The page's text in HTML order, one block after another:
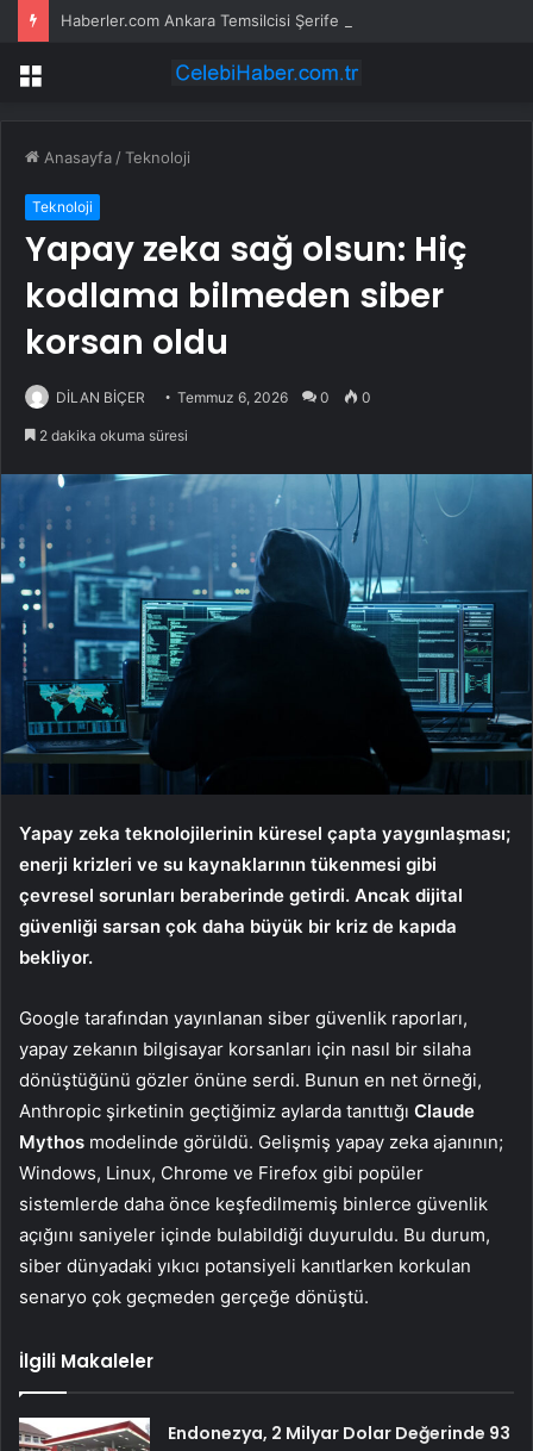
Menü
Anasayfa /Teknoloji
Teknoloji
Yapay zeka sağ olsun: Hiç
kodlama bilmeden siber
korsan oldu
DİLAN BİÇER Temmuz 6, 2026 0 0
2 dakika okuma süresi
Yapay zeka teknolojilerinin küresel çapta yaygınlaşması;
enerji krizleri ve su kaynaklarının tükenmesi gibi
çevresel sorunları beraberinde getirdi. Ancak dijital
güvenliği sarsan çok daha büyük bir kriz de kapıda
bekliyor.
Google tarafından yayınlanan siber güvenlik raporları,
yapay zekanın bilgisayar korsanları için nasıl bir silaha
dönüştüğünü gözler önüne serdi. Bunun en net örneği,
Anthropic şirketinin geçtiğimiz aylarda tanıttığı Claude
Mythos modelinde görüldü. Gelişmiş yapay zeka ajanının;
Windows, Linux, Chrome ve Firefox gibi popüler
sistemlerde daha önce keşfedilmemiş binlerce güvenlik
açığını saniyeler içinde bulabildiği duyuruldu. Bu durum,
siber dünyadaki yıkıcı potansiyeli kanıtlarken korkulan
senaryo çok geçmeden gerçeğe dönüştü.
İlgili Makaleler
Endonezya, 2 Milyar Dolar Değerinde 93